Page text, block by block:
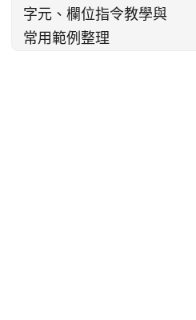
字元、欄位指令教學與
常用範例整理